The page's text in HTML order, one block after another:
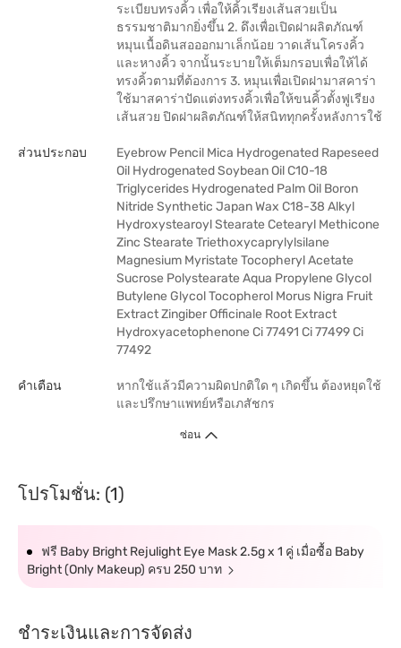
ระเบียบทรงคิ้ว เพื่อให้คิ้วเรียงเส้นสวยเป็น
ธรรมชาติมากยิ่งขึ้น 2. ดึงเพื่อเปิดฝาผลิตภัณฑ์
หมุนเนื้อดินสอออกมาเล็กน้อย วาดเส้นโครงคิ้ว
และหางคิ้ว จากนั้นระบายให้เต็มกรอบเพื่อให้ได้
ทรงคิ้วตามที่ต้องการ 3. หมุนเพื่อเปิดฝามาสคาร่า
ใช้มาสคาร่าปัดแต่งทรงคิ้วเพื่อให้ขนคิ้วตั้งฟูเรียง
เส้นสวย ปิดฝาผลิตภัณฑ์ให้สนิททุกครั้งหลังการใช้
ส่วนประกอบ
Eyebrow Pencil Mica Hydrogenated Rapeseed
Oil Hydrogenated Soybean Oil C10-18
Triglycerides Hydrogenated Palm Oil Boron
Nitride Synthetic Japan Wax C18-38 Alkyl
Hydroxystearoyl Stearate Cetearyl Methicone
Zinc Stearate Triethoxycaprylylsilane
Magnesium Myristate Tocopheryl Acetate
Sucrose Polystearate Aqua Propylene Glycol
Butylene Glycol Tocopherol Morus Nigra Fruit
Extract Zingiber Officinale Root Extract
Hydroxyacetophenone Ci 77491 Ci 77499 Ci
77492
คำเตือน
หากใช้แล้วมีความผิดปกติใด ๆ เกิดขึ้น ต้องหยุดใช้
และปรึกษาแพทย์หรือเภสัชกร
ซ่อน
โปรโมชั่น: (1)
ฟรี Baby Bright Rejulight Eye Mask 2.5g x 1 คู่ เมื่อซื้อ Baby
Bright (Only Makeup) ครบ 250 บาท
ชำระเงินและการจัดส่ง